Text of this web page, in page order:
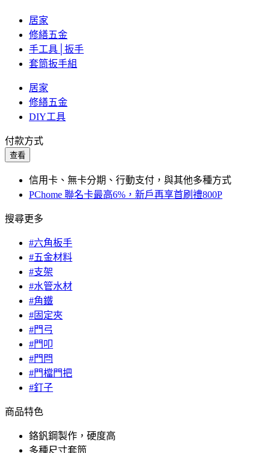
居家
修繕五金
手工具│扳手
套筒扳手組
居家
修繕五金
DIY工具
付款方式
查看
信用卡、無卡分期、行動支付，與其他多種方式
PChome 聯名卡最高6%，新戶再享首刷禮800P
搜尋更多
#六角板手
#五金材料
#支架
#水管水材
#角鐵
#固定夾
#門弓
#門叩
#門閂
#門檔門把
#釘子
商品特色
鉻釩鋼製作，硬度高
多種尺寸套筒